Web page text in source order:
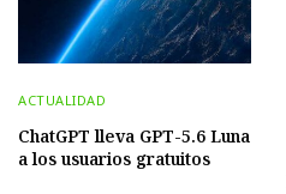
ACTUALIDAD
ChatGPT lleva GPT-5.6 Luna
a los usuarios gratuitos